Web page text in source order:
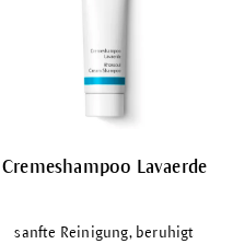
Cremeshampoo Lavaerde
sanfte Reinigung, beruhigt